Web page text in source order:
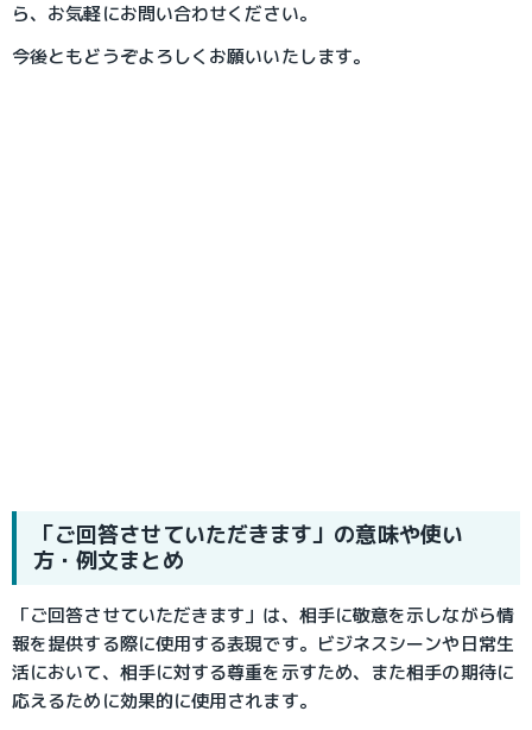
ら、お気軽にお問い合わせください。
今後ともどうぞよろしくお願いいたします。
「ご回答させていただきます」の意味や使い
方・例文まとめ
「ご回答させていただきます」は、相手に敬意を示しながら情
報を提供する際に使用する表現です。ビジネスシーンや日常生
活において、相手に対する尊重を示すため、また相手の期待に
応えるために効果的に使用されます。